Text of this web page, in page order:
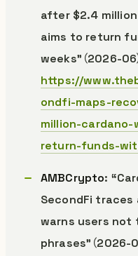
after $2.4
aims to return
weeks”（2026-06
https://
ondfi-maps-
million-
return-funds-
AMBCrypto:
SecondFi
warns users not
phrases”（2026-